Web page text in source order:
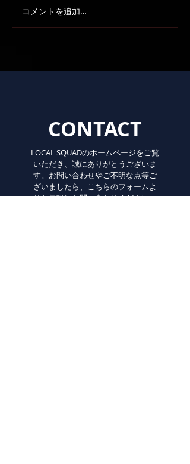
コメントを追加…
CONTACT
LOCAL SQUADのホームページをご覧
いただき、誠にありがとうございま
す。お問い合わせやご不明な点等ご
ざいましたら、こちらのフォームよ
りお気軽にお問い合わせください。